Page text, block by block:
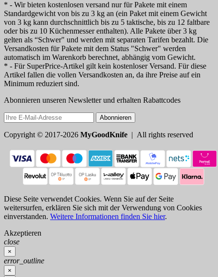
* - Wir bieten kostenlosen versand nur für Pakete mit einem
Standardgewicht von bis zu 3 kg an (ein Paket mit einem Gewicht
von 3 kg kann durchschnittlich bis zu 5 taktische, bis zu 12 faltbare
oder bis zu 10 Küchenmesser enthalten). Alle Pakete über 3 kg
gelten als “Schwer" und werden mit separaten Tarifen bezahlt. Die
Versandkosten für Pakete mit dem Status "Schwer" werden
automatisch im Warenkorb berechnet, abhängig vom Gewicht.
* - Für SuperPrice-Artikel gilt kein kostenloser Versand. Für diese
Artikel fallen die vollen Versandkosten an, da ihre Preise auf ein
Minimum reduziert sind.
Abonnieren unseren Newsletter und erhalten Rabattcodes
Abonnieren
Copyright © 2017-2026 MyGoodKnife | All rights reserved
Diese Seite verwendet Cookies. Wenn Sie auf der Seite
weitersurfen, erklären Sie sich mit der Verwendung von Cookies
einverstanden. Weitere Informationen finden Sie hier.
Akzeptieren
close
×
error_outline
×